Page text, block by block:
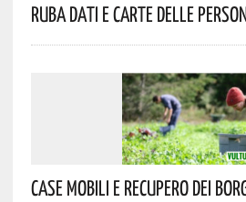
Ruba Dati E Carte Delle
Case Mobili E Recupero Dei